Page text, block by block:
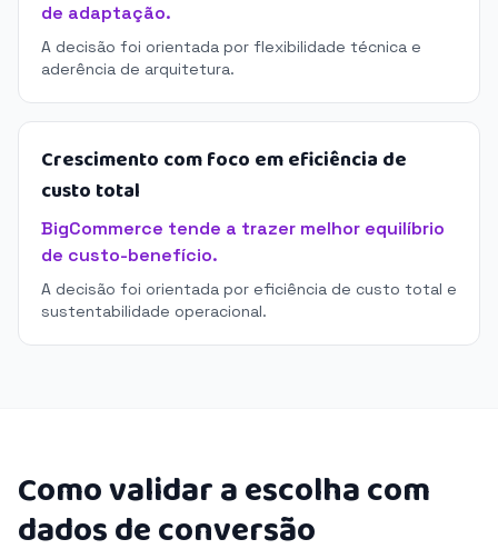
de adaptação.
A decisão foi orientada por flexibilidade técnica e
aderência de arquitetura.
Crescimento com foco em eficiência de
custo total
BigCommerce tende a trazer melhor equilíbrio
de custo-benefício.
A decisão foi orientada por eficiência de custo total e
sustentabilidade operacional.
Como validar a escolha com
dados de conversão